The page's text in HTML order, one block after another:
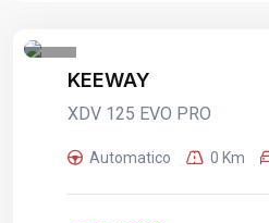
KEEWAY
XDV 125 EVO PRO
Automatico 0 Km